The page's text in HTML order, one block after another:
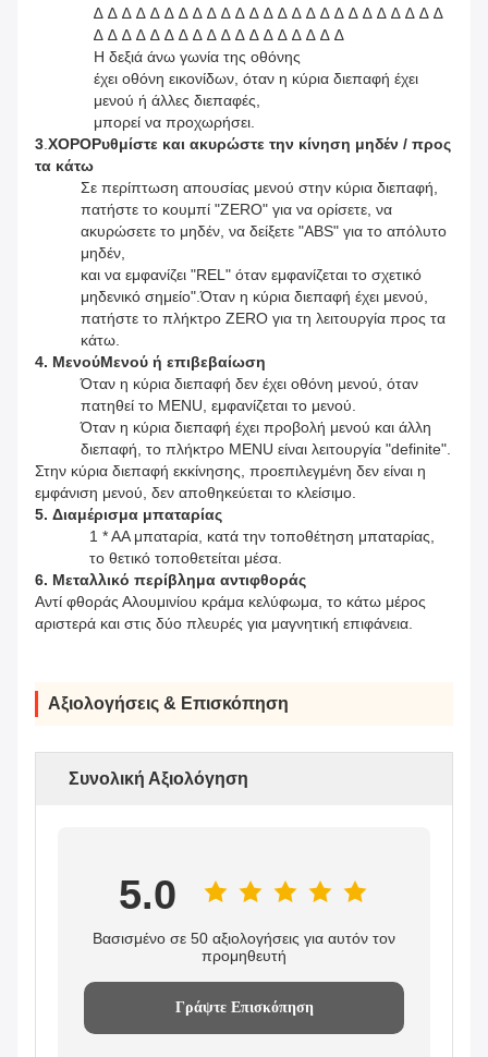
∆ ∆ ∆ ∆ ∆ ∆ ∆ ∆ ∆ ∆ ∆ ∆ ∆ ∆ ∆ ∆ ∆ ∆ ∆ ∆ ∆ ∆ ∆ ∆ ∆
∆ ∆ ∆ ∆ ∆ ∆ ∆ ∆ ∆ ∆ ∆ ∆ ∆ ∆ ∆ ∆ ∆ ∆
Η δεξιά άνω γωνία της οθόνης
έχει οθόνη εικονίδων, όταν η κύρια διεπαφή έχει
μενού ή άλλες διεπαφές,
μπορεί να προχωρήσει.
3 ΧΟΡΟΡυθμίστε και ακυρώστε την κίνηση μηδέν / προς
τα κάτω
Σε περίπτωση απουσίας μενού στην κύρια διεπαφή,
πατήστε το κουμπί "ZERO" για να ορίσετε, να
ακυρώσετε το μηδέν, να δείξετε "ABS" για το απόλυτο
μηδέν,
και να εμφανίζει "REL" όταν εμφανίζεται το σχετικό
μηδενικό σημείο".Όταν η κύρια διεπαφή έχει μενού,
πατήστε το πλήκτρο ZERO για τη λειτουργία προς τα
κάτω.
4. ΜενούΜενού ή επιβεβαίωση
Όταν η κύρια διεπαφή δεν έχει οθόνη μενού, όταν
πατηθεί το MENU, εμφανίζεται το μενού.
Όταν η κύρια διεπαφή έχει προβολή μενού και άλλη
διεπαφή, το πλήκτρο MENU είναι λειτουργία "definite".
Στην κύρια διεπαφή εκκίνησης, προεπιλεγμένη δεν είναι η
εμφάνιση μενού, δεν αποθηκεύεται το κλείσιμο.
5. Διαμέρισμα μπαταρίας
1 * AA μπαταρία, κατά την τοποθέτηση μπαταρίας,
το θετικό τοποθετείται μέσα.
6. Μεταλλικό περίβλημα αντιφθοράς
Αντί φθοράς Αλουμινίου κράμα κελύφωμα, το κάτω μέρος
αριστερά και στις δύο πλευρές για μαγνητική επιφάνεια.
Αξιολογήσεις & Επισκόπηση
Συνολική Αξιολόγηση
5.0
Βασισμένο σε 50 αξιολογήσεις για αυτόν τον
προμηθευτή
Γράψτε Επισκόπηση